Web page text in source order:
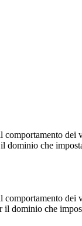
dei
dominio che
dei
il dominio che